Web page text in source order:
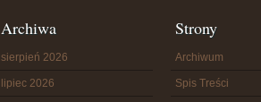
Archiwa
sierpień 2026
lipiec 2026
Strony
Archiwum
Spis Treści